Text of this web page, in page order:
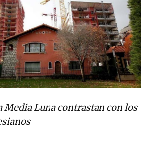
Media Luna contrastan con los